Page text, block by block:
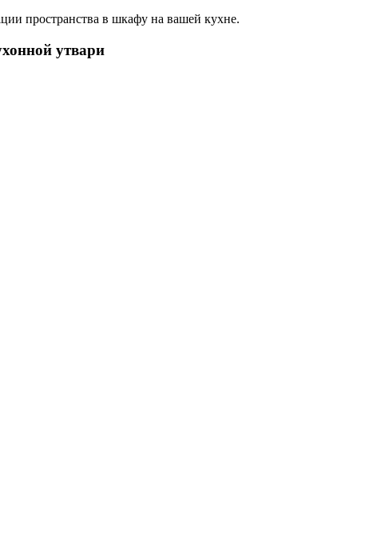
пространства в шкафу на вашей кухне.
утвари